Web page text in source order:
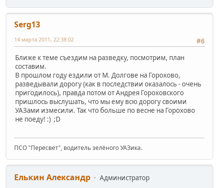
Serg13
#6
14 марта 2011, 22:38:02
Ближе к теме съездим на разведку, посмотрим, план
составим.
В прошлом году ездили от М. Долгове на Горохово,
разведывали дорогу (как в последствии оказалось - очень
пригодилось), правда потом от Андрея Гороховского
пришлось выслушать, что мы ему всю дорогу своими
УАЗами измесили. Так что больше по весне на Горохово
не поеду! :) ;D
ПСО "Пересвет", водитель зелёного УАЗика.
Елькин Александр
Администратор